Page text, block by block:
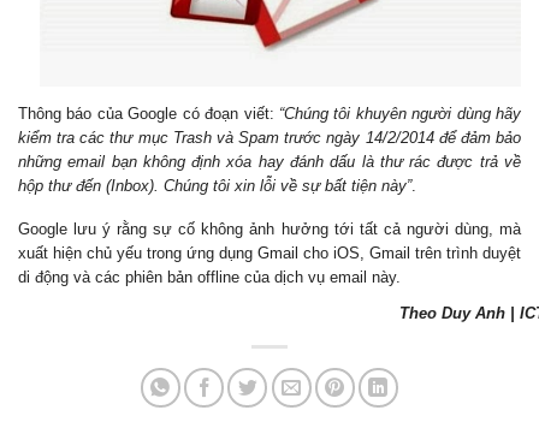
Thông báo của Google có đoạn viết: “Chúng tôi khuyên người dùng hãy
kiểm tra các thư mục Trash và Spam trước ngày 14/2/2014 để đảm bảo
những email bạn không định xóa hay đánh dấu là thư rác được trả về
hộp thư đến (Inbox). Chúng tôi xin lỗi về sự bất tiện này”.
Google lưu ý rằng sự cố không ảnh hưởng tới tất cả người dùng, mà
xuất hiện chủ yếu trong ứng dụng Gmail cho iOS, Gmail trên trình duyệt
di động và các phiên bản offline của dịch vụ email này.
Theo Duy Anh |